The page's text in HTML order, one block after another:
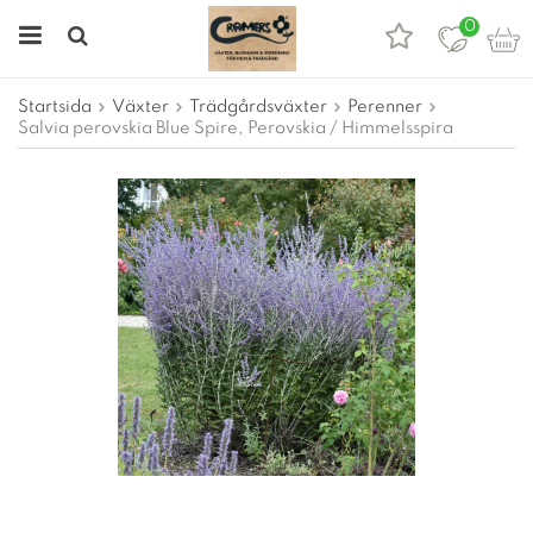
0
Startsida Växter Trädgårdsväxter
Perenner
Salvia perovskia Blue Spire, Perovskia / Himmelsspira